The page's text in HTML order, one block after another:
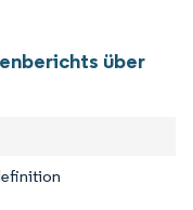
über